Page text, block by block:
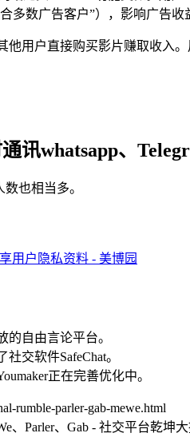
多数广告客户”），影响广告收
他用户直接购买影片赚取收入。
讯whatsapp、
也相当多。
用户隐私资料 - 美博园
的自由言论平台。
交软件SafeChat。
正在完善优化中。
rumble-parler-gab-mewe.html
、Parler、Gab - 社交平台乾坤